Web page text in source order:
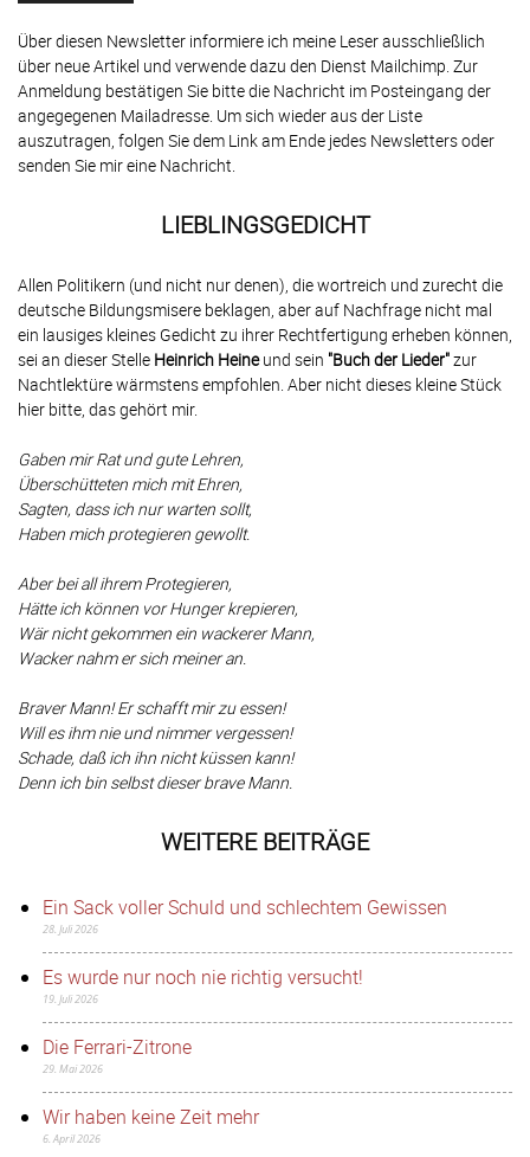
Über diesen Newsletter informiere ich meine Leser ausschließlich
über neue Artikel und verwende dazu den Dienst Mailchimp. Zur
Anmeldung bestätigen Sie bitte die Nachricht im Posteingang der
angegegenen Mailadresse. Um sich wieder aus der Liste
auszutragen, folgen Sie dem Link am Ende jedes Newsletters oder
senden Sie mir eine Nachricht.
LIEBLINGSGEDICHT
Allen Politikern (und nicht nur denen), die wortreich und zurecht die
deutsche Bildungsmisere beklagen, aber auf Nachfrage nicht mal
ein lausiges kleines Gedicht zu ihrer Rechtfertigung erheben können,
sei an dieser Stelle Heinrich Heineund sein "Buch der Lieder"zur
Nachtlektüre wärmstens empfohlen. Aber nicht dieses kleine Stück
hier bitte, das gehört mir.
Gaben mir Rat und gute Lehren,
Überschütteten mich mit Ehren,
Sagten, dass ich nur warten sollt,
Haben mich protegieren gewollt.
Aber bei all ihrem Protegieren,
Hätte ich können vor Hunger krepieren,
Wär nicht gekommen ein wackerer Mann,
Wacker nahm er sich meiner an.
Braver Mann! Er schafft mir zu essen!
Will es ihm nie und nimmer vergessen!
Schade, daß ich ihn nicht küssen kann!
Denn ich bin selbst dieser brave Mann.
WEITERE BEITRÄGE
Ein Sack voller Schuld und schlechtem Gewissen
28. Juli 2026
Es wurde nur noch nie richtig versucht!
19. Juli 2026
Die Ferrari-Zitrone
29. Mai 2026
Wir haben keine Zeit mehr
6. April 2026